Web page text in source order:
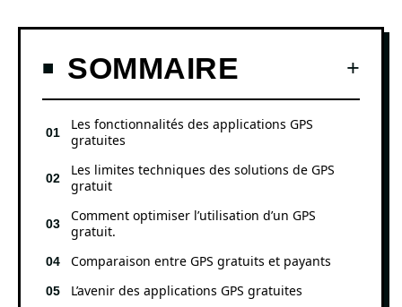
SOMMAIRE
Les fonctionnalités des applications GPS
gratuites
Les limites techniques des solutions de GPS
gratuit
Comment optimiser l’utilisation d’un GPS
gratuit.
Comparaison entre GPS gratuits et payants
L’avenir des applications GPS gratuites